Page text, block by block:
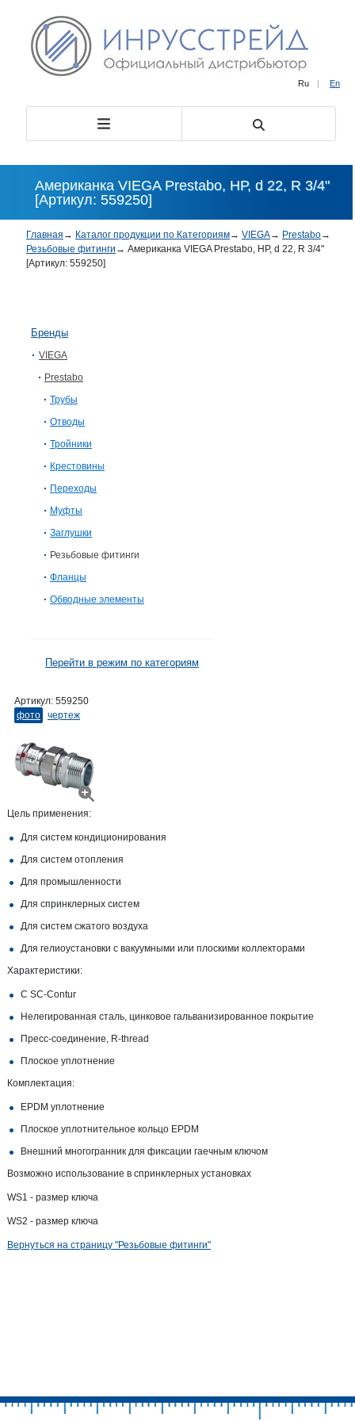
Ru | En
Американка VIEGA Prestabo, НР, d 22, R 3/4"
[Артикул: 559250]
Главная → Каталог продукции по Категориям→ VIEGA→ Prestabo→
Резьбовые фитинги → Американка VIEGA Prestabo, НР, d 22, R 3/4"
[Артикул: 559250]
Бренды
VIEGA
Prestabo
Трубы
Отводы
Тройники
Крестовины
Переходы
Муфты
Заглушки
Резьбовые фитинги
Фланцы
Обводные элементы
Перейти в режим по категориям
Артикул: 559250
фото
чертеж
Цель применения:
Для систем кондиционирования
Для систем отопления
Для промышленности
Для спринклерных систем
Для систем сжатого воздуха
Для гелиоустановки с вакуумными или плоскими коллекторами
Характеристики:
С SC‑Contur
Нелегированная сталь, цинковое гальванизированное покрытие
Пресс-соединение, R-​thread
Плоское уплотнение
Комплектация:
EPDM уплотнение
Плоское уплотнительное кольцо EPDM
Внешний многогранник для фиксации гаечным ключом
Возможно использование в спринклерных установках
WS1 - размер ключа
WS2 - размер ключа
Вернуться на страницу "Резьбовые фитинги"